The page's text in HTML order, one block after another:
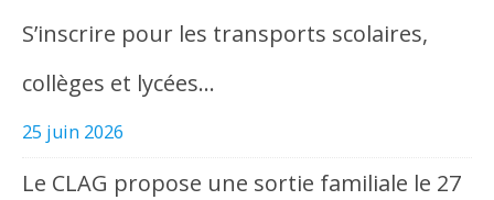
S’inscrire pour les transports scolaires,
collèges et lycées…
25 juin 2026
Le CLAG propose une sortie familiale le 27